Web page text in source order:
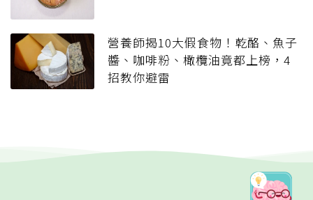
營養師揭10大假食物！乾酪、魚子
醬、咖啡粉、橄欖油竟都上榜，4
招教你避雷